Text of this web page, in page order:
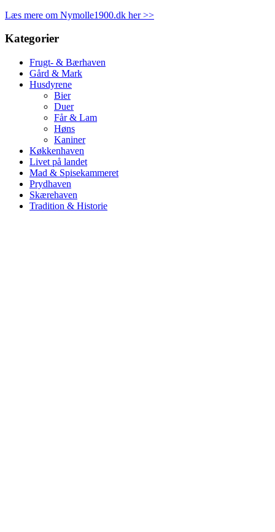
Læs mere om Nymolle1900.dk her >>
Kategorier
Frugt- & Bærhaven
Gård & Mark
Husdyrene
Bier
Duer
Får & Lam
Høns
Kaniner
Køkkenhaven
Livet på landet
Mad & Spisekammeret
Prydhaven
Skærehaven
Tradition & Historie